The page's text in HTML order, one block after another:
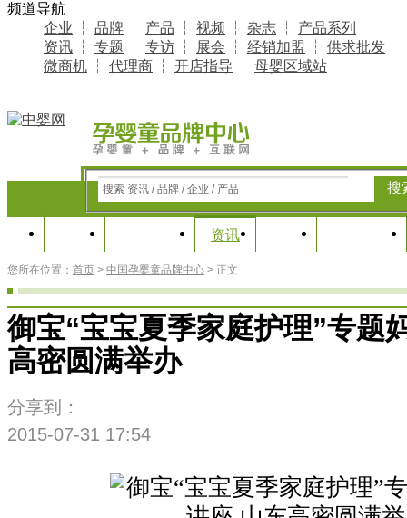
频道导航
企业 ┆ 品牌 ┆ 产品 ┆ 视频 ┆ 杂志 ┆ 产品系列
资讯 ┆ 专题 ┆ 专访 ┆ 展会 ┆ 经销加盟 ┆ 供求批发
微商机 ┆ 代理商 ┆ 开店指导 ┆ 母婴区域站
搜索 资讯 / 品牌 / 企业 / 产品 搜
资讯
您所在位置： 首页 > 中国孕婴童品牌中心 > 正文
御宝“宝宝夏季家庭护理”专题
高密圆满举办
分享到：
2015-07-31 17:54